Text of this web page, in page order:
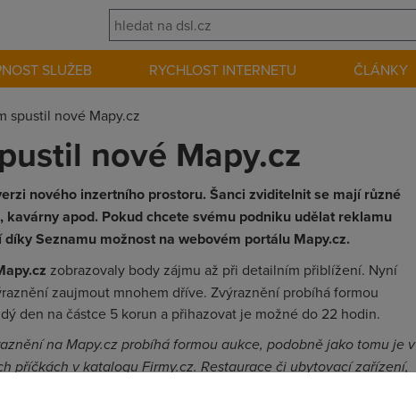
SLUŽEB RYCHLOST INTERNETU ČLÁNKY
spustil nové Mapy.cz
nové Mapy.cz
nového inzertního prostoru. Šanci zviditelnit se mají různé
kavárny apod. Pokud chcete svému podniku udělat reklamu
Seznamu možnost na webovém portálu Mapy.cz.
zobrazovaly body zájmu až při detailním přiblížení. Nyní
zaujmout mnohem dříve. Zvýraznění probíhá formou
den na částce 5 korun a přihazovat je možné do 22 hodin.
na Mapy.cz probíhá formou aukce, podobně jako tomu je v
příčkách v katalogu Firmy.cz. Restaurace či ubytovací zařízení,
cenu v daný den, se bude druhý den na Mapy.cz zobrazovat